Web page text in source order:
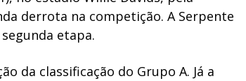
derrota na competição. A Serpente
etapa.
da classificação do Grupo A. Já a